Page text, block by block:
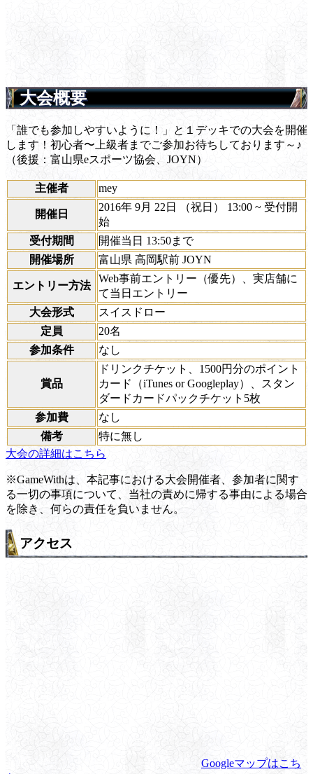
大会概要
「誰でも参加しやすいように！」と１デッキでの大会を開催
します！初心者〜上級者までご参加お待ちしております～♪
（後援：富山県eスポーツ協会、JOYN）
主催者 mey
開催日
2016年 9月 22日 （祝日） 13:00 ~ 受付開
始
受付期間
開催当日 13:50まで
開催場所
富山県 高岡駅前 JOYN
エントリー方法
Web事前エントリー（優先）、実店舗に
て当日エントリー
大会形式
スイスドロー
定員
20名
参加条件
なし
賞品
ドリンクチケット、1500円分のポイント
カード（iTunes or Googleplay）、スタン
ダードカードパックチケット5枚
参加費
なし
備考
特に無し
大会の詳細はこちら
※GameWithは、本記事における大会開催者、参加者に関す
る一切の事項について、当社の責めに帰する事由による場合
を除き、何らの責任を負いません。
アクセス
Googleマップはこち